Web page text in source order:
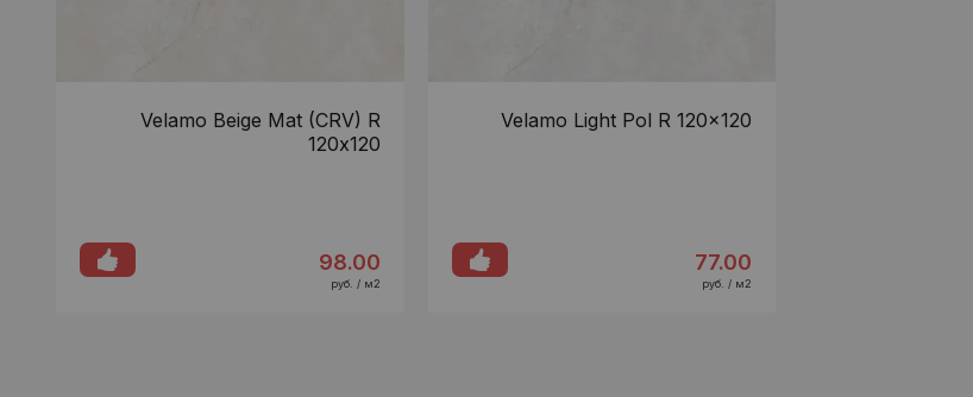
Velamo Beige Mat (CRV) R
120х120
98.00
руб. / м2
Velamo Light Pol R 120x120
77.00
руб. / м2